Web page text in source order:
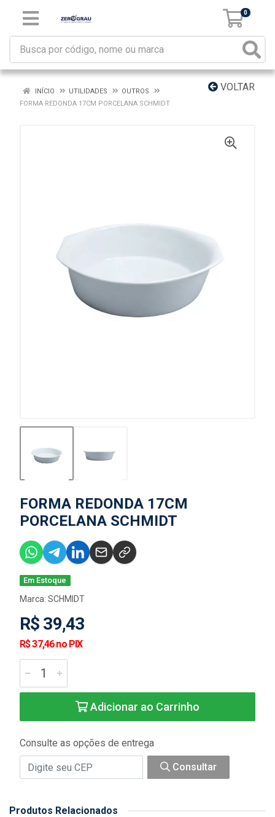
0
VOLTAR
INÍCIO UTILIDADES
OUTROS
FORMA REDONDA 17CM PORCELANA SCHMIDT
FORMA REDONDA 17CM
PORCELANA SCHMIDT
Em Estoque
Marca: SCHMIDT
R$ 39,43
R$ 37,46 no PIX
Adicionar ao Carrinho
Consulte as opções de entrega
Consultar
Produtos Relacionados